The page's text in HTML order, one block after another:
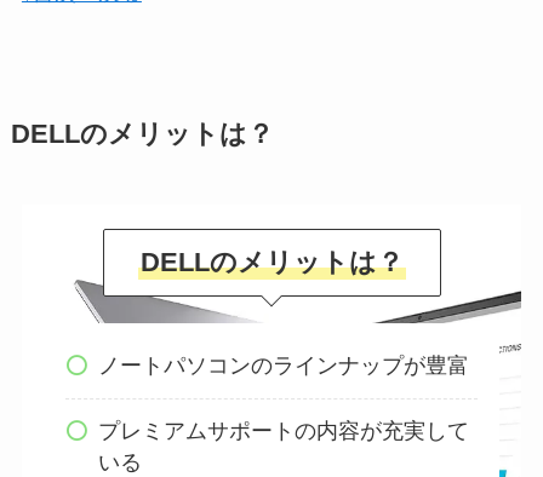
DELLのメリットは？
DELLのメリットは？
ノートパソコンのラインナップが豊富
プレミアムサポートの内容が充実して
いる